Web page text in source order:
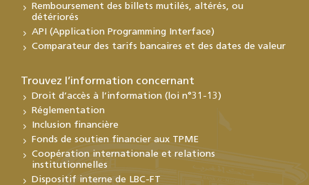
Remboursement des billets mutilés, altérés, ou
détériorés
API (Application Programming Interface)
Comparateur des tarifs bancaires et des dates de valeur
Trouvez l’information concernant
Droit d’accès à l’information (loi n°31-13)
Réglementation
Inclusion financière
Fonds de soutien financier aux TPME
Coopération internationale et relations
institutionnelles
Dispositif interne de LBC-FT